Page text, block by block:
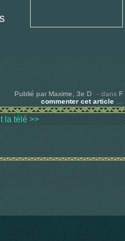
Publié par Maxime, 3e D - dans F
commenter cet article
la télé >>